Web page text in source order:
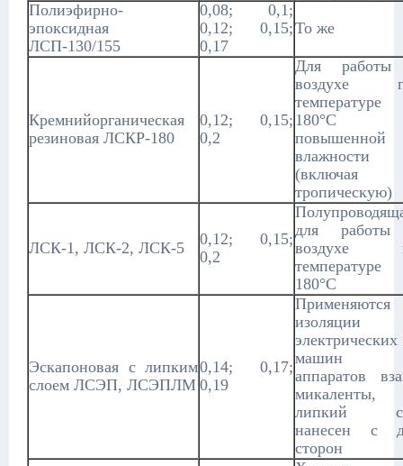
Полиэфирно-
эпоксидная
ЛСП-130/155
0,08; 0,1;
0,12; 0,15;
0,17
То же
Кремнийорганическая
резиновая ЛСКР-180
0,12; 0,15;
0,2
Для
воздухе
180°С
повышенной
влажности
(включая
тропическую)
ЛСК-1, ЛСК-2, ЛСК-5
0,12; 0,15;
0,2
для
воздухе
180°С
Эскапоновая с липким
слоем ЛСЭП, ЛСЭПЛМ
0,14; 0,17;
0,19
Применяются
изоляции
электрических
машин
аппаратов
микаленты,
липкий
нанесен с
сторон